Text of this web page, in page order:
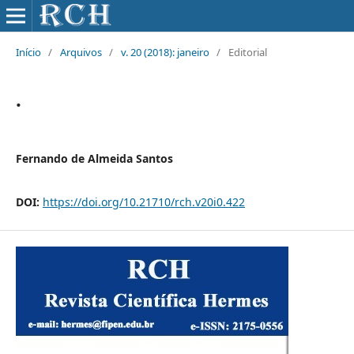
Início / Arquivos / v. 20 (2018): janeiro / Editorial
.
Fernando de Almeida Santos
DOI: https://doi.org/10.21710/rch.v20i0.422